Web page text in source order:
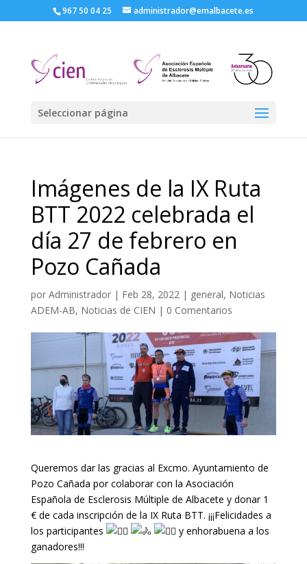
967 50 04 25 administrador@emalbacete.es
Seleccionar página
Imágenes de la IX Ruta
BTT 2022 celebrada el
día 27 de febrero en
Pozo Cañada
por Administrador| Feb 28, 2022| general, Noticias
ADEM-AB, Noticias de CIEN | 0 Comentarios
Queremos dar las gracias al Excmo. Ayuntamiento de
Pozo Cañada por colaborar con la Asociación
Española de Esclerosis Múltiple de Albacete y donar 1
€ de cada inscripción de la IX Ruta BTT. ¡¡¡Felicidades a
los participantes
y enhorabuena a los
ganadores!!!